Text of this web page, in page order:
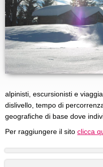
alpinisti, escursionisti e
dislivello, tempo di
geografiche di base dove
Per raggiungere il sito clicca